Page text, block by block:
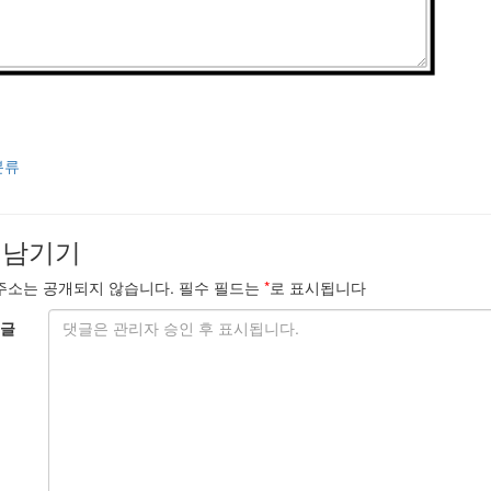
류
기기
소는 공개되지 않습니다. 필수 필드는 *로 표시됩니다